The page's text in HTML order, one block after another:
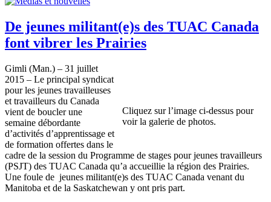
De jeunes militant(e)s des TUAC Canada
font vibrer les Prairies
Cliquez sur l’image ci-dessus pour
voir la galerie de photos.
Gimli (Man.) – 31 juillet
2015 – Le principal syndicat
pour les jeunes travailleuses
et travailleurs du Canada
vient de boucler une
semaine débordante
d’activités d’apprentissage et
de formation offertes dans le
cadre de la session du Programme de stages pour jeunes travailleurs
(PSJT) des TUAC Canada qu’a accueillie la région des Prairies.
Une foule de jeunes militant(e)s des TUAC Canada venant du
Manitoba et de la Saskatchewan y ont pris part.